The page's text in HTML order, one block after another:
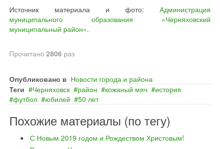
Источник материала и фото: Администрация
муниципального образования «Черняховский
муниципальный район».
Прочитано 2806 раз
Опубликовано в Новости города и района
Теги
Черняховск район кожаный мяч
история
футбол
юбилей 50 лет
Похожие материалы (по тегу)
С Новым 2019 годом и Рождеством Христовым!